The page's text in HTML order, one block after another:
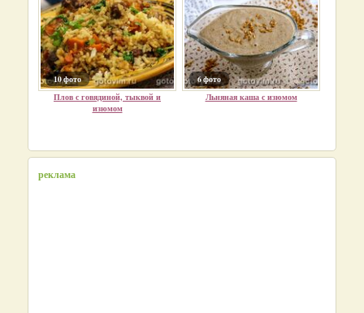
10 фото
Плов с говядиной, тыквой и
изюмом
6 фото
Льняная каша с изюмом
реклама